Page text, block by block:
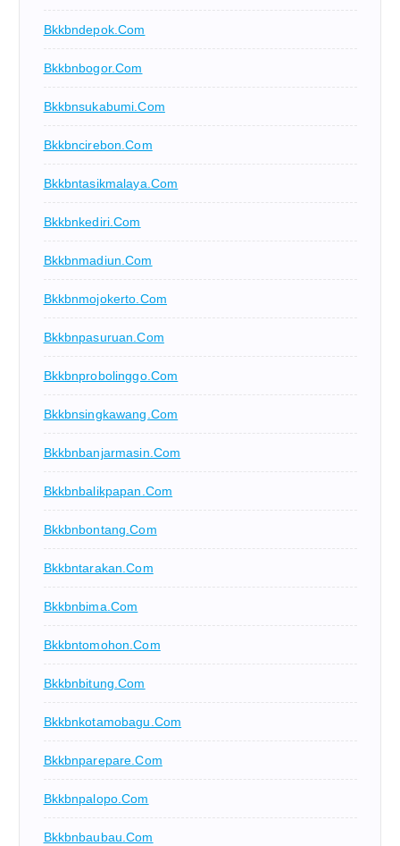
Bkkbndepok.com
Bkkbnbogor.com
Bkkbnsukabumi.com
Bkkbncirebon.com
Bkkbntasikmalaya.com
Bkkbnkediri.com
Bkkbnmadiun.com
Bkkbnmojokerto.com
Bkkbnpasuruan.com
Bkkbnprobolinggo.com
Bkkbnsingkawang.com
Bkkbnbanjarmasin.com
Bkkbnbalikpapan.com
Bkkbnbontang.com
Bkkbntarakan.com
Bkkbnbima.com
Bkkbntomohon.com
Bkkbnbitung.com
Bkkbnkotamobagu.com
Bkkbnparepare.com
Bkkbnpalopo.com
Bkkbnbaubau.com